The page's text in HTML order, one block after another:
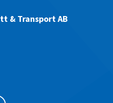
& Transport AB